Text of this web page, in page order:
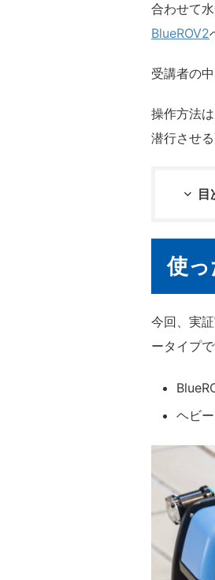
合わせて
BlueROV2
受講者の
操作方法
潜行させ
目
使
今回、実
ータイプで
ヘビ